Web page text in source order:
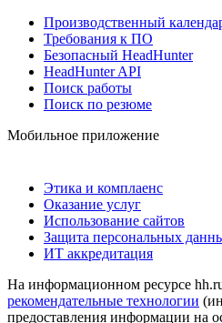
Производственный
Требования к ПО
Безопасный HeadHunter
HeadHunter API
Поиск работы
Поиск по резюме
Мобильное приложение
Этика и комплаенс
Оказание услуг
Использование сайтов
Защита персональных
ИТ аккредитация
На информационном ресурсе
рекомендательные технологии
предоставления информации на